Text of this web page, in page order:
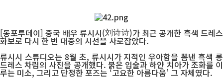
[동포투데이] 중국 배우 류시시(刘诗诗)가 최근 공개한 흑색 드레스
화보로 다시 한 번 대중의 시선을 사로잡았다.
류시시 스튜디오는 8월 초, 류시시가 지적인 우아함을 뽐낸 흑색 롱
드레스 차림의 사진을 공개했다. 붉은 입술과 하얀 치아가 조화를 이
루는 미소, 그리고 단정한 포즈는 ‘고요한 아름다움’ 그 자체였다.